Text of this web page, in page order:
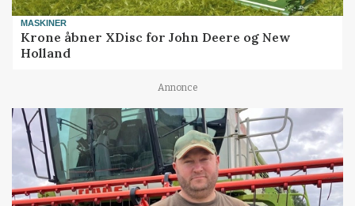
MASKINER
Krone åbner XDisc for John Deere og New
Holland
Annonce